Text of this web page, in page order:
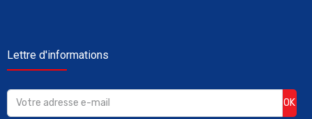
Lettre d'informations
OK